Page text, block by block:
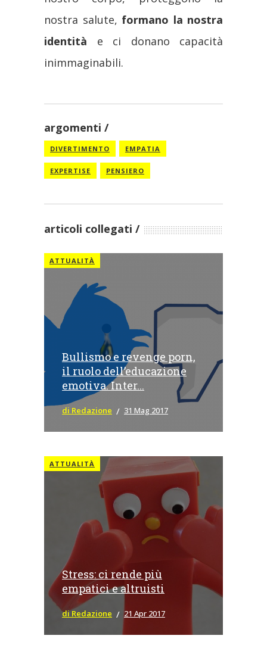
nostra salute, formano la nostra
identità e ci donano capacità
inimmaginabili.
argomenti
DIVERTIMENTO EMPATIA
EXPERTISE PENSIERO
articoli collegati
ATTUALITÀ
Bullismo e revenge porn,
il ruolo dell’educazione
emotiva. Inter...
di Redazione 31 Mag 2017
ATTUALITÀ
Stress: ci rende più
empatici e altruisti
di Redazione 21 Apr 2017